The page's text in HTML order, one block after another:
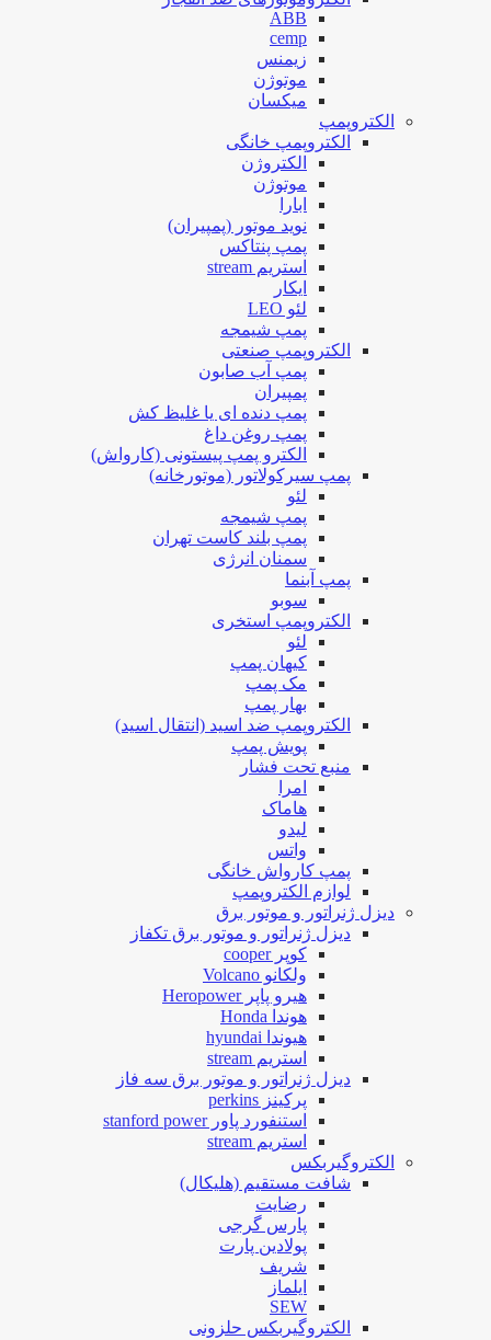
ABB
cemp
زیمنس
موتوژن
میکسان
الکتروپمپ
الکتروپمپ خانگی
الکتروژن
موتوژن
ابارا
نوید موتور (پمپیران)
پمپ پنتاکس
استریم stream
ایکار
لئو LEO
پمپ شیمجه
الکتروپمپ صنعتی
پمپ آب صابون
پمپیران
پمپ دنده ای یا غلیظ کش
پمپ روغن داغ
الکترو پمپ پیستونی (کارواش)
پمپ سیرکولاتور (موتورخانه)
لئو
پمپ شیمجه
پمپ بلند کاست تهران
سمنان انرژی
پمپ آبنما
سوبو
الکتروپمپ استخری
لئو
کیهان پمپ
مک پمپ
بهار پمپ
الکتروپمپ ضد اسید (انتقال اسید)
پویش پمپ
منبع تحت فشار
امرا
هاماک
لیدو
واتس
پمپ کارواش خانگی
لوازم الکتروپمپ
دیزل ژنراتور و موتور برق
دیزل ژنراتور و موتور برق تکفاز
کوپر cooper
ولکانو Volcano
هیرو پاپر Heropower
هوندا Honda
هیوندا hyundai
استریم stream
دیزل ژنراتور و موتور برق سه فاز
پرکینز perkins
استنفورد پاور stanford power
استریم stream
الکتروگیربکس
شافت مستقیم (هلیکال)
رضایت
پارس گرجی
پولادین پارت
شریف
ایلماز
SEW
الکتروگیربکس حلزونی